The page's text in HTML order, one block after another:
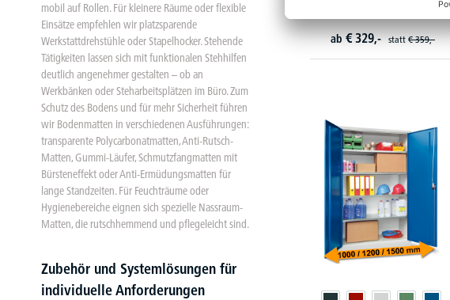
mobil auf Rollen. Für kleinere Räume oder flexible
Einsätze empfehlen wir platzsparende
Werkstattdrehstühle oder Stapelhocker. Stehende
Tätigkeiten lassen sich mit funktionalen Stehhilfen
deutlich angenehmer gestalten – ob an
Werkbänken oder Steharbeitsplätzen im Büro. Zum
Schutz des Bodens und für mehr Sicherheit führen
wir Bodenmatten in verschiedenen Ausführungen:
transparente Polycarbonatmatten, Anti-Rutsch-
Matten, Gummi-Läufer, Schmutzfangmatten mit
Bürsteneffekt oder Anti-Ermüdungsmatten für
lange Standzeiten. Für Feuchträume oder
Hygienebereiche eignen sich spezielle Nassraum-
Matten, die rutschhemmend und pflegeleicht sind.
Zubehör und Systemlösungen für
individuelle Anforderungen
ab€ 329,- statt€ 359,-